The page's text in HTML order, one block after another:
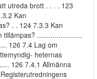
utreda brott . . . . 123
Kan
. . 124 7.3.3 Kan
tillämpas? .......................
126 7.4 Lag om
heternas
126 7.4.1 Allmänna